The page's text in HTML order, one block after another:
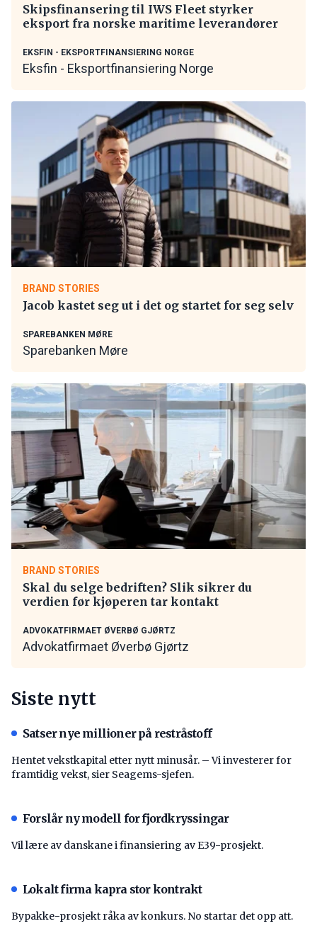
Skipsfinansering til IWS Fleet styrker
eksport fra norske maritime leverandører
EKSFIN - EKSPORTFINANSIERING NORGE
Eksfin - Eksportfinansiering Norge
BRAND STORIES
Jacob kastet seg ut i det og startet for seg selv
SPAREBANKEN MØRE
Sparebanken Møre
BRAND STORIES
Skal du selge bedriften? Slik sikrer du
verdien før kjøperen tar kontakt
ADVOKATFIRMAET ØVERBØ GJØRTZ
Advokatfirmaet Øverbø Gjørtz
Siste nytt
Satser nye millioner på restråstoff
Hentet vekstkapital etter nytt minusår. – Vi investerer for
framtidig vekst, sier Seagems-sjefen.
Forslår ny modell for fjordkryssingar
Vil lære av danskane i finansiering av E39-prosjekt.
Lokalt firma kapra stor kontrakt
Bypakke-prosjekt råka av konkurs. No startar det opp att.